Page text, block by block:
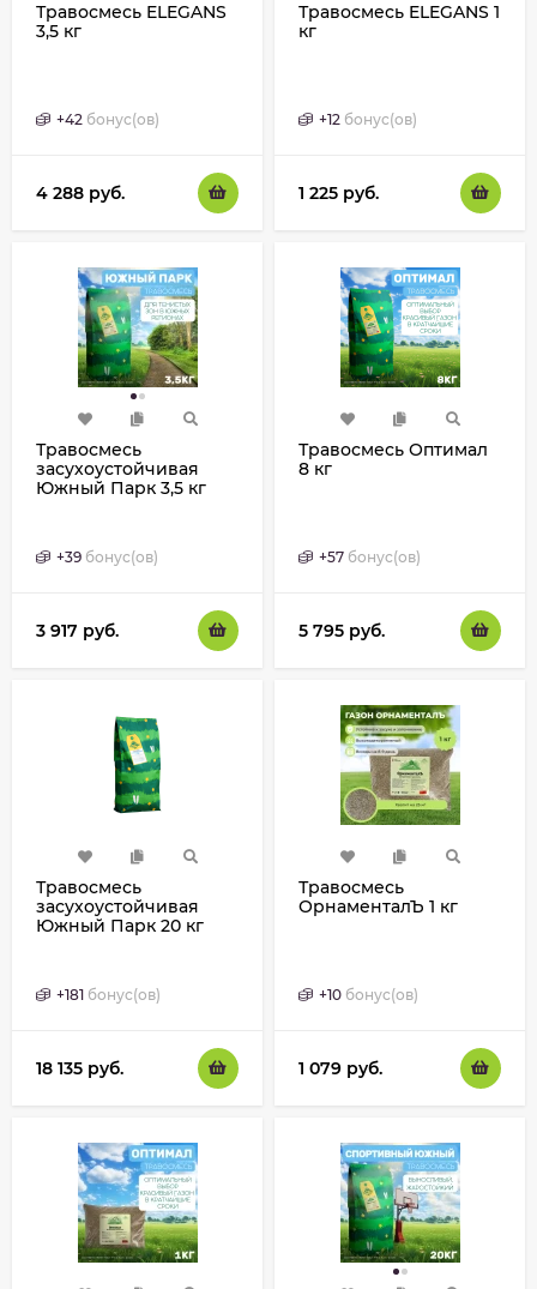
Травосмесь ELEGANS
3,5 кг
+42 бонус(ов)
4 288 руб.
Травосмесь ELEGANS 1
кг
+12 бонус(ов)
1 225 руб.
Травосмесь
засухоустойчивая
Южный Парк 3,5 кг
+39 бонус(ов)
3 917 руб.
Травосмесь Оптимал
8 кг
+57 бонус(ов)
5 795 руб.
Травосмесь
засухоустойчивая
Южный Парк 20 кг
+181 бонус(ов)
18 135 руб.
Травосмесь
ОрнаменталЪ 1 кг
+10 бонус(ов)
1 079 руб.